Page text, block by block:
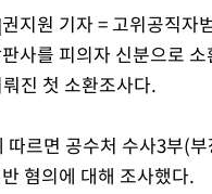
지원 기자 = 고위공직
사를 피의자 신분으로
진 첫 소환조사다.
따르면 공수처 수사3부(
혐의에 대해 조사했다.